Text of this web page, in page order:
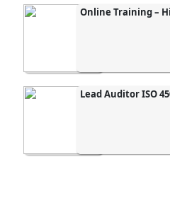
Online Training –
Lead Auditor ISO